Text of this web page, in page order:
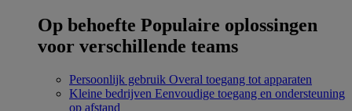
Op behoefte Populaire oplossingen
voor verschillende teams
Persoonlijk gebruik Overal toegang tot apparaten
Kleine bedrijven Eenvoudige toegang en ondersteuning
op afstand